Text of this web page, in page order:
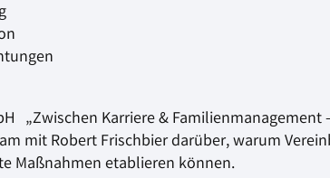
„Zwischen Karriere &
mit Robert Frischbier darüber, warum
Maßnahmen etablieren können.